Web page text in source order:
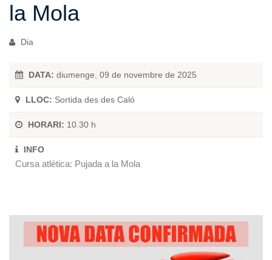
la Mola
Dia
DATA: diumenge, 09 de novembre de 2025
LLOC: Sortida des des Caló
HORARI: 10.30 h
INFO
Cursa atlètica: Pujada a la Mola